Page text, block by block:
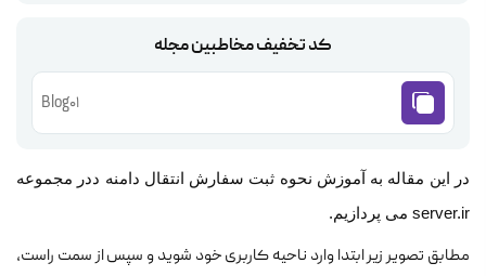
کد تخفیف مخاطبین مجله
Blog01
در این مقاله به آموزش نحوه ثبت سفارش انتقال دامنه ددر مجموعه
server.ir می پردازیم.
مطابق تصویر زیر ابتدا وارد ناحیه کاربری خود شوید و سپس از سمت راست،